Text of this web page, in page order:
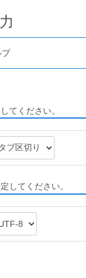
プ
てください。
してください。